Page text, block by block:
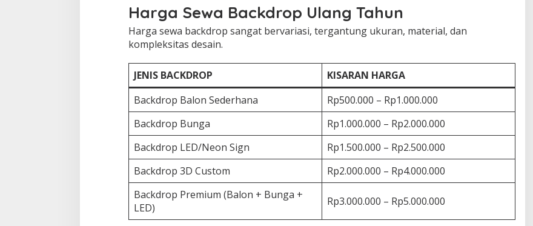
Harga Sewa Backdrop Ulang Tahun
Harga sewa backdrop sangat bervariasi, tergantung ukuran, material, dan
kompleksitas desain.
JENIS BACKDROP
KISARAN HARGA
Backdrop Balon Sederhana
Rp500.000 – Rp1.000.000
Backdrop Bunga
Rp1.000.000 – Rp2.000.000
Backdrop LED/Neon Sign
Rp1.500.000 – Rp2.500.000
Backdrop 3D Custom
Rp2.000.000 – Rp4.000.000
Backdrop Premium (Balon + Bunga +
LED)
Rp3.000.000 – Rp5.000.000